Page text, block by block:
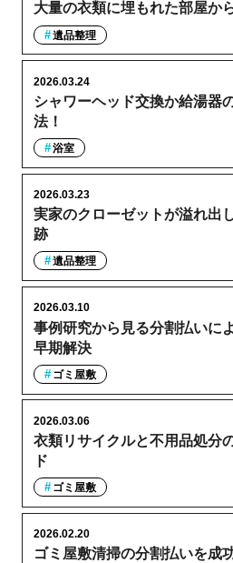
大量の衣類に埋もれた部屋か
遺品整理
シャワーヘッド交換か給湯器
法！
2026.03.24
浴室
実家のクローゼットが溢れ出
跡
2026.03.23
遺品整理
事例研究から見る分割払いに
早期解決
2026.03.10
ゴミ屋敷
衣類リサイクルと不用品処分
ド
2026.03.06
ゴミ屋敷
ゴミ屋敷清掃の分割払いを成
2026.02.20